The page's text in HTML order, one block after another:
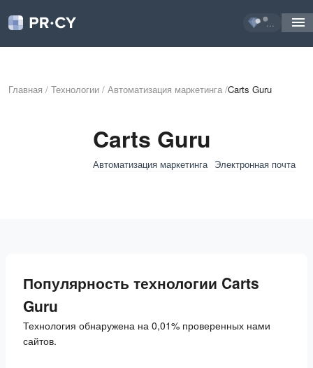
...
Главная / Технологии / Автоматизация маркетинга /Carts Guru
Carts Guru
Автоматизация маркетинга Электронная почта
Популярность технологии Carts
Guru
Технология обнаружена на 0,01% проверенных нами
сайтов.